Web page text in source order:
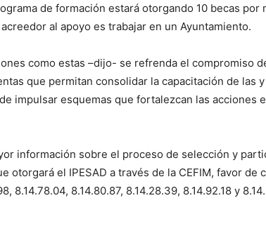
de formación estará otorgando 10 becas
al apoyo es trabajar en un Ayuntamiento.
como estas –dijo- se refrenda el compromiso
que permitan consolidar la capacitación de las
impulsar esquemas que fortalezcan las acciones
información sobre el proceso de selección y
otorgará el IPESAD a través de la CEFIM, favor de
8.14.78.04, 8.14.80.87, 8.14.28.39, 8.14.92.18 y